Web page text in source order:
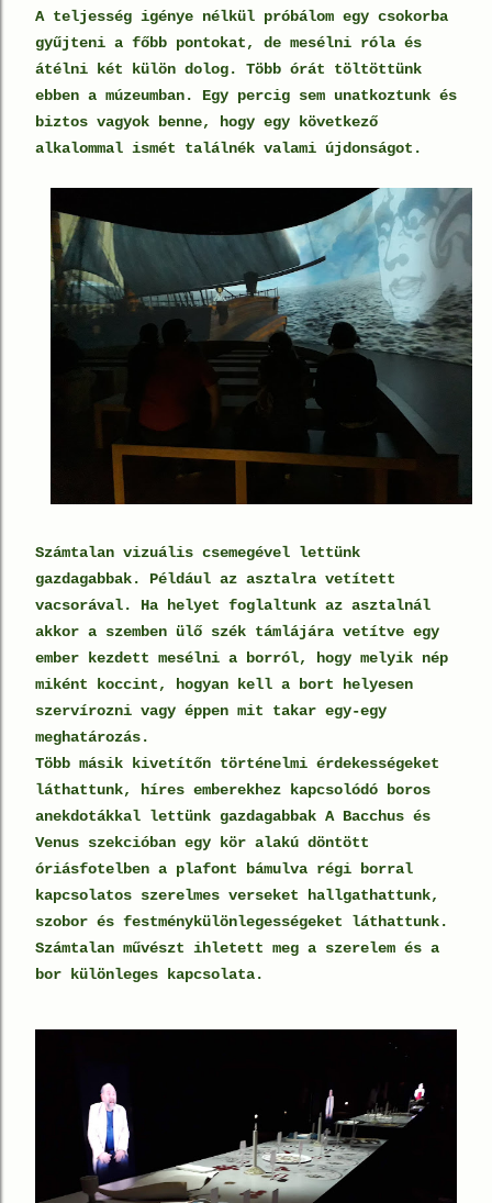
A teljesség igénye nélkül próbálom egy csokorba
gyűjteni a főbb pontokat, de mesélni róla és
átélni két külön dolog. Több órát töltöttünk
ebben a múzeumban. Egy percig sem unatkoztunk és
biztos vagyok benne, hogy egy következő
alkalommal ismét találnék valami újdonságot.
Számtalan vizuális csemegével lettünk
gazdagabbak. Például az asztalra vetített
vacsorával. Ha helyet foglaltunk az asztalnál
akkor a szemben ülő szék támlájára vetítve egy
ember kezdett mesélni a borról, hogy melyik nép
miként koccint, hogyan kell a bort helyesen
szervírozni vagy éppen mit takar egy-egy
meghatározás.
Több másik kivetítőn történelmi érdekességeket
láthattunk, híres emberekhez kapcsolódó boros
anekdotákkal lettünk gazdagabbak A Bacchus és
Venus szekcióban egy kör alakú döntött
óriásfotelben a plafont bámulva régi borral
kapcsolatos szerelmes verseket hallgathattunk,
szobor és festménykülönlegességeket láthattunk.
Számtalan művészt ihletett meg a szerelem és a
bor különleges kapcsolata.